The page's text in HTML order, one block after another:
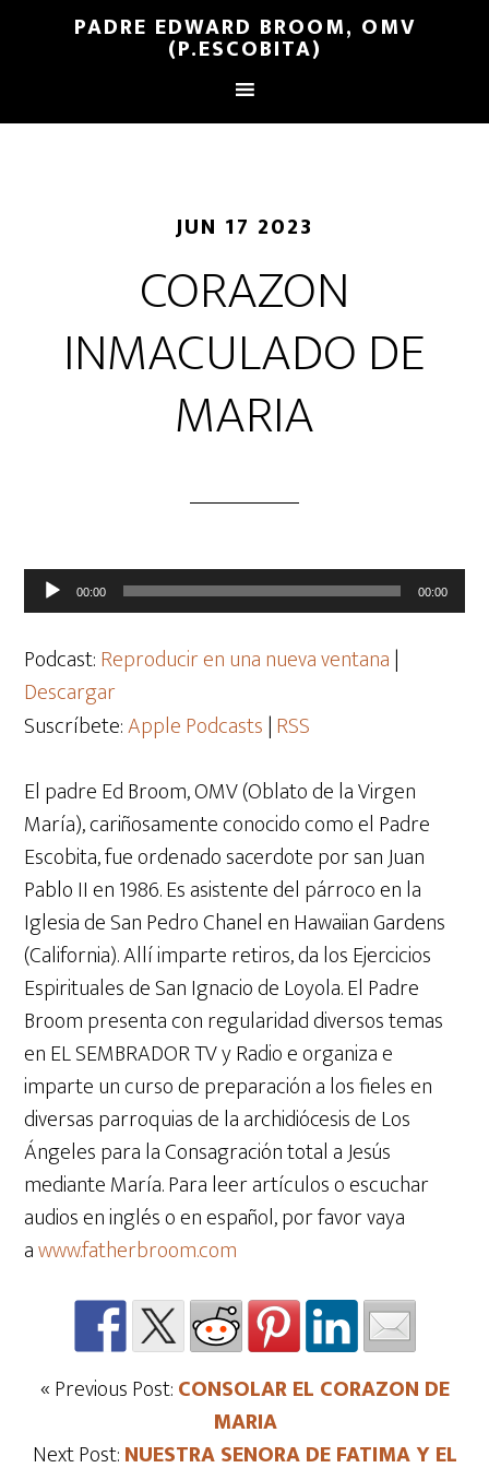
PADRE EDWARD BROOM, OMV
(P.ESCOBITA)
JUN 17 2023
CORAZON
INMACULADO DE
MARIA
Reproductor
de
audio
00:00 00:00
Podcast:Reproducir en una nueva ventana|
Descargar
Suscríbete:Apple Podcasts|RSS
El padre Ed Broom, OMV (Oblato de la Virgen
María), cariñosamente conocido como el Padre
Escobita, fue ordenado sacerdote por san Juan
Pablo II en 1986. Es asistente del párroco en la
Iglesia de San Pedro Chanel en Hawaiian Gardens
(California). Allí imparte retiros, da los Ejercicios
Espirituales de San Ignacio de Loyola. El Padre
Broom presenta con regularidad diversos temas
en EL SEMBRADOR TV y Radio e organiza e
imparte un curso de preparación a los fieles en
diversas parroquias de la archidiócesis de Los
Ángeles para la Consagración total a Jesús
mediante María. Para leer artículos o escuchar
audios en inglés o en español, por favor vaya
awww.fatherbroom.com
« Previous Post:CONSOLAR EL CORAZON DE
MARIA
Next Post:NUESTRA SENORA DE FATIMA Y EL